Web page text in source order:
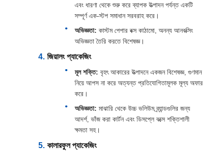
এবং ধারণা থেকে শুরু করে ব্যাপক উত্পাদন পর্যন্ত একটি
সম্পূর্ণ এক-স্টপ সমাধান সরবরাহ করে।
অভিজ্ঞতা: কাস্টম পেপার বক্স কাঠামো, অনন্য আনবক্সিং
অভিজ্ঞতা তৈরি করতে বিশেষজ্ঞ।
জিয়ালং প্যাকেজিং
মূল শক্তি: বৃহৎ আকারের উত্পাদনে একজন বিশেষজ্ঞ, গুণমান
নিয়ে আপস না করে অত্যন্ত প্রতিযোগিতামূলক মূল্য অফার
করে।
অভিজ্ঞতা: মাঝারি থেকে উচ্চ ভলিউম ব্র্যান্ডগুলির জন্য
আদর্শ, ভাঁজ করা কার্টন এবং ডিসপ্লে বক্সে শক্তিশালী
ক্ষমতা সহ।
কালারফুল প্যাকেজিং